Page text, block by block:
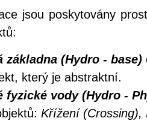
jsou poskytovány
základna (Hydro - base)
který je abstraktní.
fyzické vody (Hydro -
Křížení (Crossing),